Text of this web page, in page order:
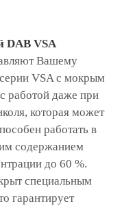
DAB VSA
Вашему
VSA с мокрым
работой даже при
которая может
работать в
содержанием
до 60 %.
специальным
гарантирует